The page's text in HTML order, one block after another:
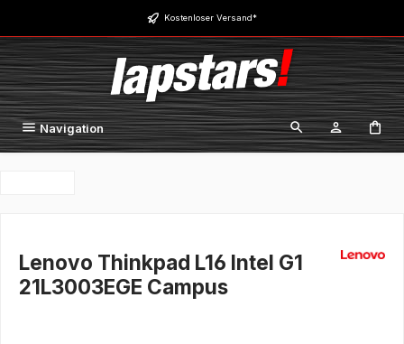
Zum Hauptinhalt springen Kostenloser Versand*
Navigation
Lenovo Thinkpad L16 Intel G1
21L3003EGE Campus